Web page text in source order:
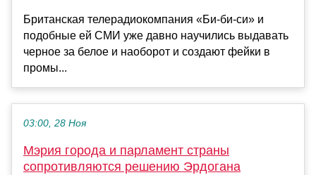
Британская телерадиокомпания «Би-би-си» и
подобные ей СМИ уже давно научились выдавать
черное за белое и наоборот и создают фейки в
промы...
03:00, 28 Ноя
Мэрия города и парламент страны
сопротивляются решению Эрдогана